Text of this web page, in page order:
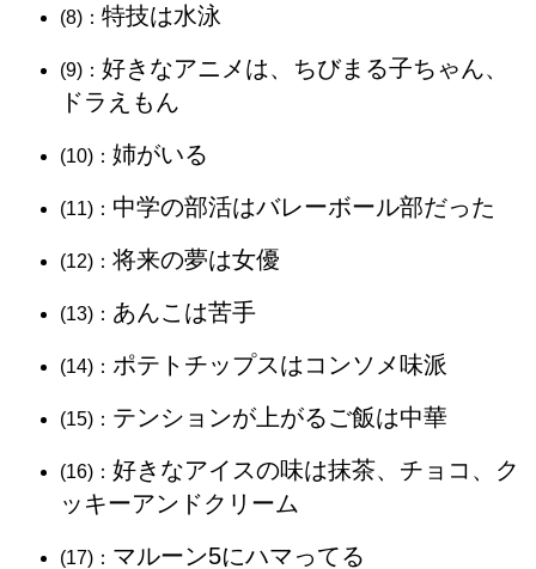
(8)： 特技は水泳
(9)： 好きなアニメは、ちびまる子ちゃん、
ドラえもん
(10)： 姉がいる
(11)： 中学の部活はバレーボール部だった
(12)： 将来の夢は女優
(13)： あんこは苦手
(14)： ポテトチップスはコンソメ味派
(15)： テンションが上がるご飯は中華
(16)： 好きなアイスの味は抹茶、チョコ、ク
ッキーアンドクリーム
(17)： マルーン5にハマってる